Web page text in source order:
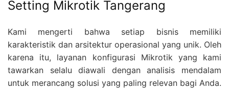
Setting Mikrotik Tangerang
Kami mengerti bahwa setiap bisnis memiliki
karakteristik dan arsitektur operasional yang unik. Oleh
karena itu, layanan konfigurasi Mikrotik yang kami
tawarkan selalu diawali dengan analisis mendalam
untuk merancang solusi yang paling relevan bagi Anda.